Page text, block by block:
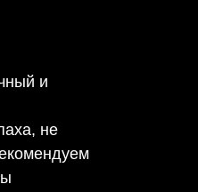
и
не